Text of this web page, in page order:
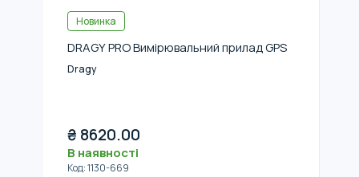
Новинка
DRAGY PRO Вимірювальний прилад GPS
Dragy
₴ 8620.00
В наявності
Код:1130-669